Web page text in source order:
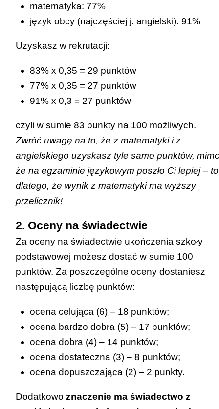
matematyka: 77%
język obcy (najczęściej j. angielski): 91%
Uzyskasz w rekrutacji:
83% x 0,35 = 29 punktów
77% x 0,35 = 27 punktów
91% x 0,3 = 27 punktów
czyli w sumie 83 punkty na 100 możliwych.
Zwróć uwagę na to, że z matematyki i z
angielskiego uzyskasz tyle samo punktów,
że na egzaminie językowym poszło Ci lepiej – to
dlatego, że wynik z matematyki ma wyższy
przelicznik!
2. Oceny na świadectwie
Za oceny na świadectwie ukończenia szkoły
podstawowej możesz dostać w sumie 100
punktów. Za poszczególne oceny dostaniesz
następującą liczbę punktów:
ocena celująca (6) – 18 punktów;
ocena bardzo dobra (5) – 17 punktów;
ocena dobra (4) – 14 punktów;
ocena dostateczna (3) – 8 punktów;
ocena dopuszczająca (2) – 2 punkty.
Dodatkowo znaczenie ma świadectwo z